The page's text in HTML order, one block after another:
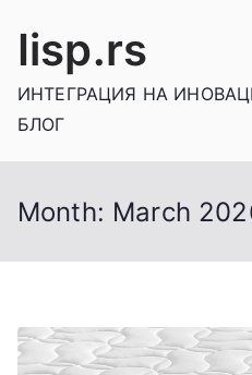
Iisp.rs
ИНТЕГРАЦИЯ НА
БЛОГ
Month: March